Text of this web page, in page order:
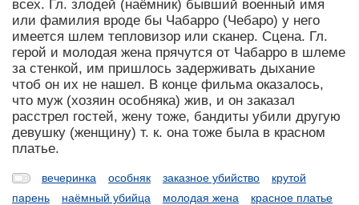
всех. Гл. злодей (наёмник) бывший военный имя
или фамилия вроде бы Чабарро (Чебаро) у него
имеется шлем тепловизор или сканер. Сцена. Гл.
герой и молодая жена прячутся от Чабарро в шлеме
за стенкой, им пришлось задерживать дыхание
чтоб он их не нашел. В конце фильма оказалось,
что муж (хозяин особняка) жив, и он заказал
расстрел гостей, жену тоже, бандиты убили другую
девушку (женщину) т. к. она тоже была в красном
платье.
вечеринка особняк заказное убийство
крутой
парень
наёмный убийца молодая жена
красное платье